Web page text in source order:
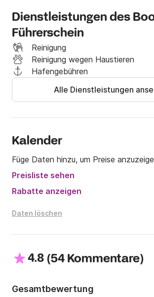
Bis bald, Kapitän!
Dienstleistungen des
Führerschein
Reinigung
Reinigung wegen Haustieren
Hafengebühren
Alle Dienstleistungen
Kalender
Füge Daten hinzu, um Preise
Preisliste sehen
Rabatte anzeigen
Daten löschen
4.8 (54 Kommentare)
Gesamtbewertung